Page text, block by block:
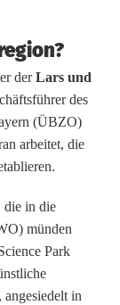
derLars und
des
(ÜBZO)
arbeitet, die
die in die
münden
Park
in